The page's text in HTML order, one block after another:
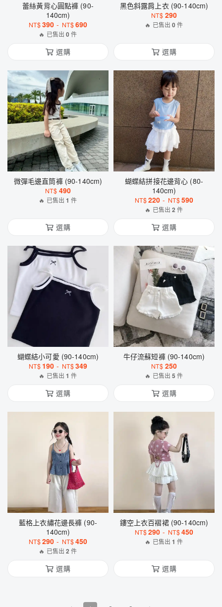
蕾絲黃背心圓點褲 (90-
140cm)
NT$390 - NT$690
🔥 已售出0件
選購
黑色斜露肩上衣 (90-140cm)
NT$ 290
🔥 已售出0件
選購
微彈毛邊直筒褲 (90-140cm)
NT$ 490
🔥 已售出1 件
選購
蝴蝶結拼接花邊背心 (80-
140cm)
NT$220 - NT$590
🔥 已售出2 件
選購
蝴蝶結小可愛 (90-140cm)
NT$ 190 - NT$349
🔥 已售出1 件
選購
牛仔流蘇短褲 (90-140cm)
NT$ 250
🔥 已售出5 件
選購
藍格上衣繡花邊長褲 (90-
140cm)
NT$290 - NT$450
🔥 已售出2 件
選購
鏤空上衣百褶裙 (90-140cm)
NT$290 - NT$450
🔥 已售出1 件
選購